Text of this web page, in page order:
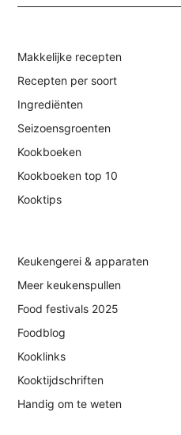
Makkelijke recepten
Recepten per soort
Ingrediënten
Seizoensgroenten
Kookboeken
Kookboeken top 10
Kooktips
Keukengerei & apparaten
Meer keukenspullen
Food festivals 2025
Foodblog
Kooklinks
Kooktijdschriften
Handig om te weten